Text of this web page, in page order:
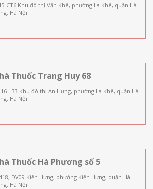
CT6 Khu đô thị Văn Khê, phường La Khê, quận Hà
Hà Nội
Thuốc Trang Huy 68
16 - 33 Khu đô thị An Hưng, phường La Khê, quận Hà
Hà Nội
Thuốc Hà Phương số 5
DV09 Kiến Hưng, phường Kiến Hưng, quận Hà
Hà Nội